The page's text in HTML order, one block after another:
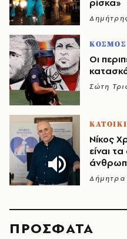
ρίσκα»
ΚΟΣΜΟΣ
Οι
Σώτη
Νίκος
είναι
Δήμητρα
ΠΡΟΣΦΑΤΑ